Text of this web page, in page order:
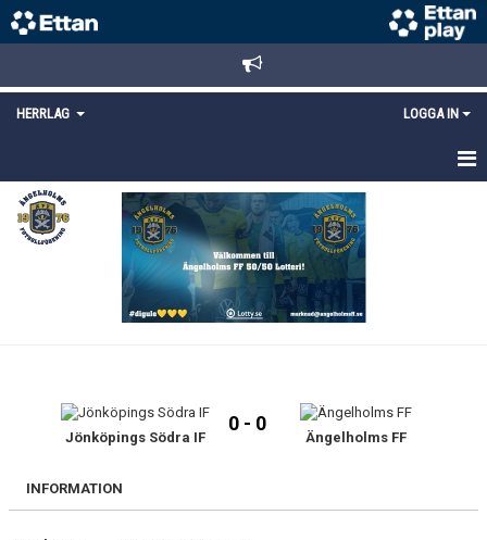
HERRLAG LOGGA IN
HEM
TRUPPEN
Jönköpings Södra IF
0 - 0
Ängelholms FF
INFORMATION